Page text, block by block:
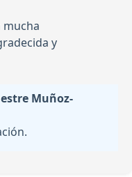
mucha
y
Muñoz-